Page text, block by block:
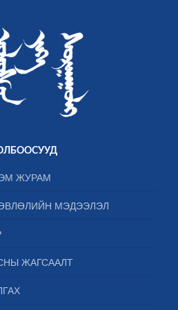
ЖУРАМ
МЭДЭЭЛЭЛ
ЖАГСААЛТ